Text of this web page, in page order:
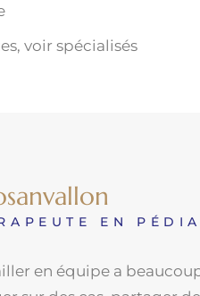
voir spécialisés
EN
en équipe a